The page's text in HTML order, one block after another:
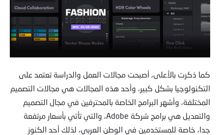
كما ذكرت بالأعلى، أصبحت مجالات العمل والدراسة تعتمد على
التكنولوجيا بشكل كبير، وأحد هذه المجالات هي مجالات التصميم
المختلفة، وأشهر البرامج الخاصة بالمحترفين في مجال التصميم
والتعديل هي برامج شركة Adobe، والتي تأتي بأسعار مرتفعة
جدا، خاصة للمستخدمين في الوطن العربي، لذلك أحد الكنوز